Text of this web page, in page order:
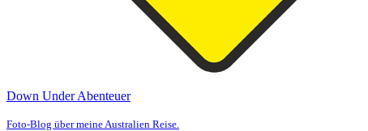
Down Under Abenteuer
Foto-Blog über meine Australien Reise.